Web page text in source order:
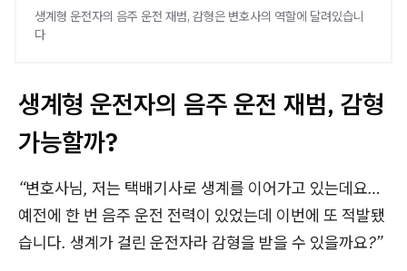
생계형 운전자의 음주 운전 재범, 감형은 변호사의 역할에 달려있습니
다
생계형 운전자의 음주 운전 재범, 감형
가능할까?
“변호사님, 저는 택배기사로 생계를 이어가고 있는데요…
예전에 한 번 음주 운전 전력이 있었는데 이번에 또 적발됐
습니다. 생계가 걸린 운전자라 감형을 받을 수 있을까요?”